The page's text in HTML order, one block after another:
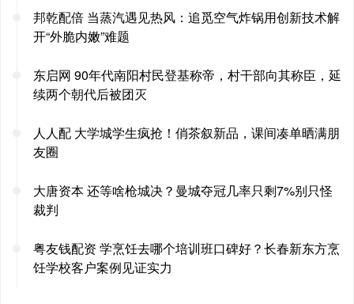
邦乾配倍 当蒸汽遇见热风：追觅空气炸锅用创新技术解
开“外脆内嫩”难题
东启网 90年代南阳村民登基称帝，村干部向其称臣，延
续两个朝代后被团灭
人人配 大学城学生疯抢！俏茶叙新品，课间凑单晒满朋
友圈
大唐资本 还等啥枪城决？曼城夺冠几率只剩7%别只怪
裁判
粤友钱配资 学烹饪去哪个培训班口碑好？长春新东方烹
饪学校客户案例见证实力